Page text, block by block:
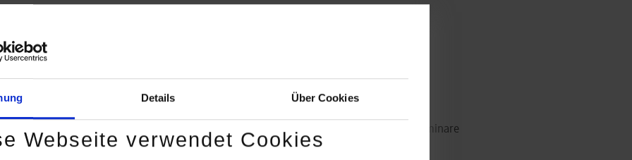
Details Über Cookies
Webseite verwendet Cookies
Petra
und Mediatorin
Soziale Gruppenarbeit und Soziale Dienste in der Justiz – Mediation Kompaktseminare